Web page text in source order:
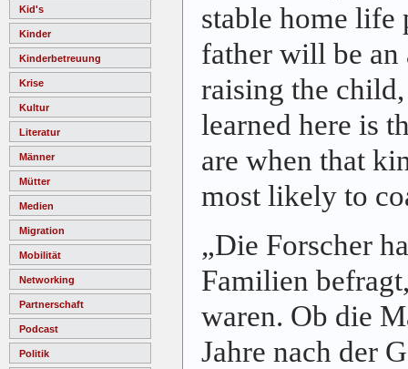
Kid's
Kinder
Kinderbetreuung
Krise
Kultur
Literatur
Männer
Mütter
Medien
Migration
Mobilität
Networking
Partnerschaft
Podcast
Politik
stable home life
father will be
raising the
learned here is
are when that
most likely to
„Die Forscher
Familien
waren. Ob die
Jahre nach der